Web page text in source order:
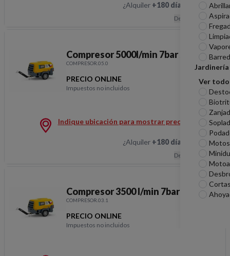
Jardinería
Ver todo
¿Alquiler +180 días Hablemos
Descripción
Compresor 5000l/min 7bar secad
COMPRESOR.05.0
PRECIO ONLINE
Impuestos no incluidos
Compresor 5000l/min
Indique ubicación para mostrar precios
¿Alquiler +180 días Hablemos
Descripción
Compresor 3500 l/min 7bar
COMPRESOR.03.1
PRECIO ONLINE
Impuestos no incluidos